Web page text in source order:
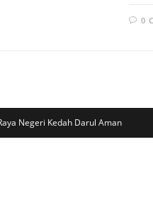
0
Negeri Kedah Darul Aman